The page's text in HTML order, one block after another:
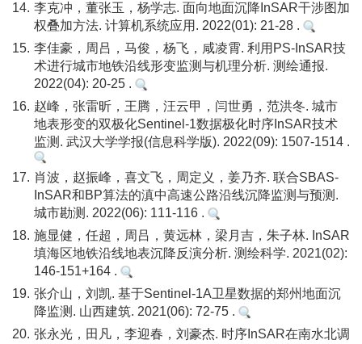
14. 李克冲，董张玉，杨学志. 面向地面沉降InSAR干涉图加
权叠加方法. 计算机系统应用. 2022(01): 21-28 .
15. 李佳豪，周吕，马俊，杨飞，咸凌霄. 利用PS-InSAR技
术进行城市地铁沿线形变监测与机理分析. 测绘通报.
2022(04): 20-25 .
16. 赵峰，张雷昕，王腾，汪云甲，闫世勇，范洪冬. 城市
地表形变的双极化Sentinel-1数据极化时序InSAR技术
监测. 武汉大学学报(信息科学版). 2022(09): 1507-1514 .
17. 肖波，赵振峰，喜文飞，周定义，姜乃齐. 联合SBAS-
InSAR和BP算法的滇中高速公路沿线沉降监测与预测.
城市勘测. 2022(06): 111-116 .
18. 施显健，任超，周吕，黄远林，梁月吉，朱子林. InSAR
填海区地铁沿线地表沉降反演分析. 测绘科学. 2021(02):
146-151+164 .
19. 张介山，刘凯. 基于Sentinel-1A卫星数据的郑州地面沉
降监测. 山西建筑. 2021(06): 72-75 .
20. 张永光，田凡，李迎春，刘豪杰. 时序InSAR在南水北调